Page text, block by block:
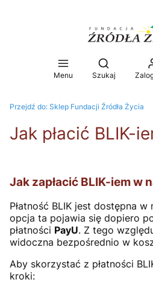
Menu
Otwórz
Szukaj
Przejdź do: Sklep Fundacji Źródła Życia
Jak płacić BLIK-
Jak zapłacić BLIK-iem w
Płatność BLIK jest dostępna
opcja ta pojawia się dopiero
płatności PayU. Z tego
widoczna bezpośrednio w
Aby skorzystać z płatności
kroki: